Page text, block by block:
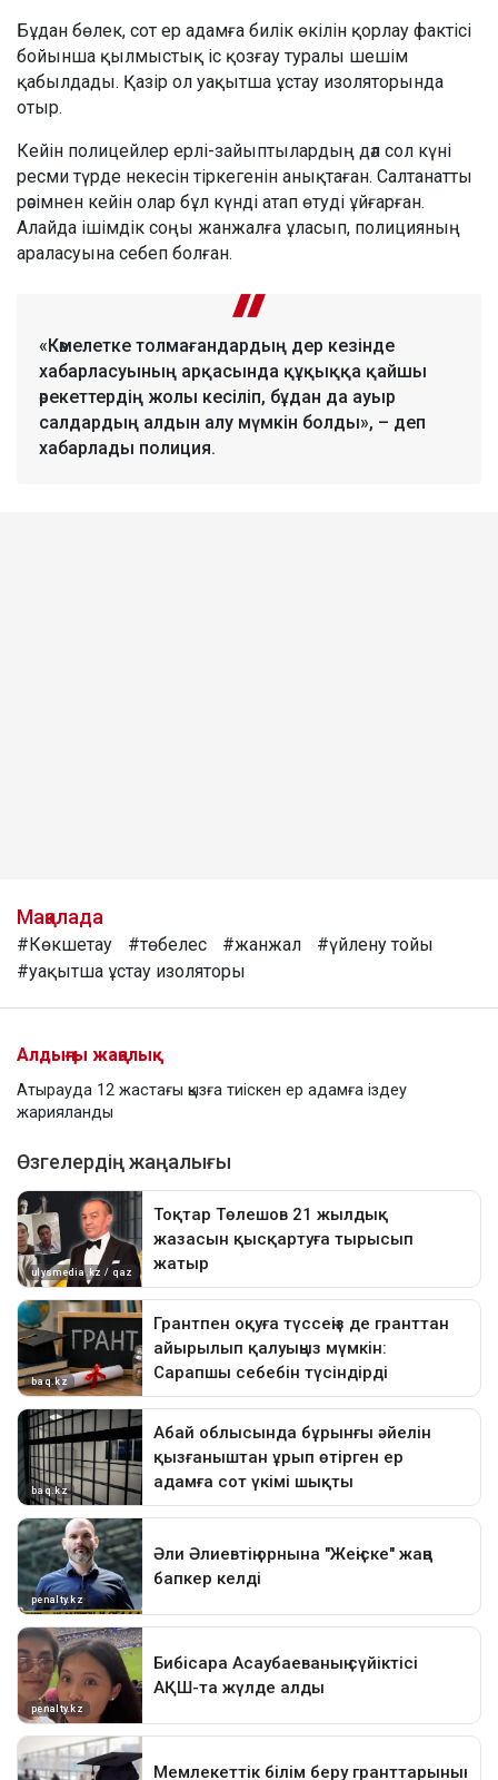
Бұдан бөлек, сот ер адамға билік өкілін қорлау фактісі
бойынша қылмыстық іс қозғау туралы шешім
қабылдады. Қазір ол уақытша ұстау изоляторында
отыр.
Кейін полицейлер ерлі-зайыптылардың дәл сол күні
ресми түрде некесін тіркегенін анықтаған. Салтанатты
рәсімнен кейін олар бұл күнді атап өтуді ұйғарған.
Алайда ішімдік соңы жанжалға ұласып, полицияның
араласуына себеп болған.
«Кәмелетке толмағандардың дер кезінде
хабарласуының арқасында құқыққа қайшы
әрекеттердің жолы кесіліп, бұдан да ауыр
салдардың алдын алу мүмкін болды», – деп
хабарлады полиция.
Мақалада
#Көкшетау #төбелес #жанжал
#үйлену тойы
#уақытша ұстау изоляторы
Алдыңғы жаңалық
Атырауда 12 жастағы қызға тиіскен ер адамға іздеу
жарияланды